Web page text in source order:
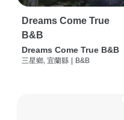
Dreams Come True
B&B
Dreams Come True B&B
三星鄉, 宜蘭縣 | B&B